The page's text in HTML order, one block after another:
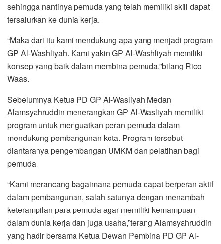
sehingga nantinya pemuda yang telah memiliki skill dapat
tersalurkan ke dunia kerja.
“Maka dari itu kami mendukung apa yang menjadi program
GP Al-Washliyah. Kami yakin GP Al-Washliyah memiliki
konsep yang baik dalam membina pemuda,”bilang Rico
Waas.
Sebelumnya Ketua PD GP Al-Wasliyah Medan
Alamsyahruddin menerangkan GP Al-Wasliyah memiliki
program untuk menguatkan peran pemuda dalam
mendukung pembangunan kota. Program tersebut
diantaranya pengembangan UMKM dan pelatihan bagi
pemuda.
“Kami merancang bagaimana pemuda dapat berperan aktif
dalam pembangunan, salah satunya dengan menambah
keterampilan para pemuda agar memiliki kemampuan
dalam dunia kerja dan juga usaha,”terang Alamsyahruddin
yang hadir bersama Ketua Dewan Pembina PD GP Al-